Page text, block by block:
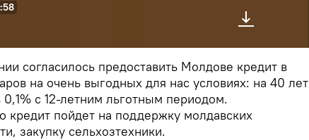
согласилось предоставить Молдове кредит в
на очень выгодных для нас условиях: на 40 лет
0,1% с 12-летним льготным периодом.
кредит пойдет на поддержку молдавских
закупку сельхозтехники.